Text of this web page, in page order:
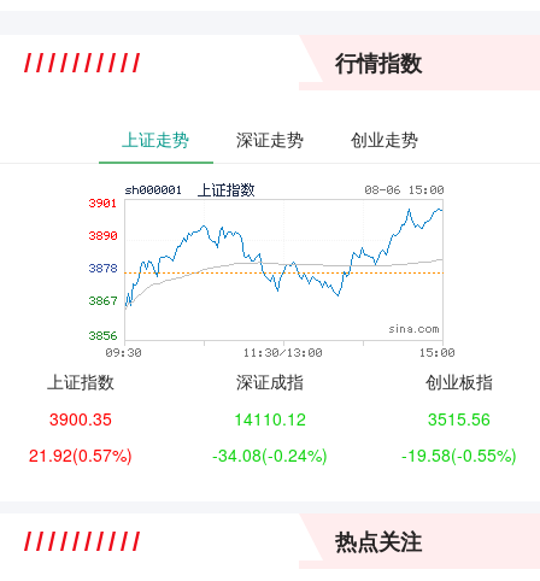
行情指数
上证走势 深证走势 创业走势
上证指数
3900.35
21.92(0.57%)
深证成指
14110.12
-34.08(-0.24%)
创业板指
3515.56
-19.58(-0.55%)
热点关注